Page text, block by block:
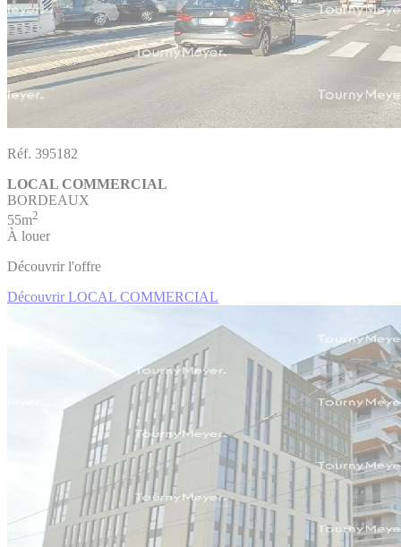
Réf. 395182
LOCAL COMMERCIAL
BORDEAUX
55m2
À louer
Découvrir l'offre
Découvrir LOCAL COMMERCIAL